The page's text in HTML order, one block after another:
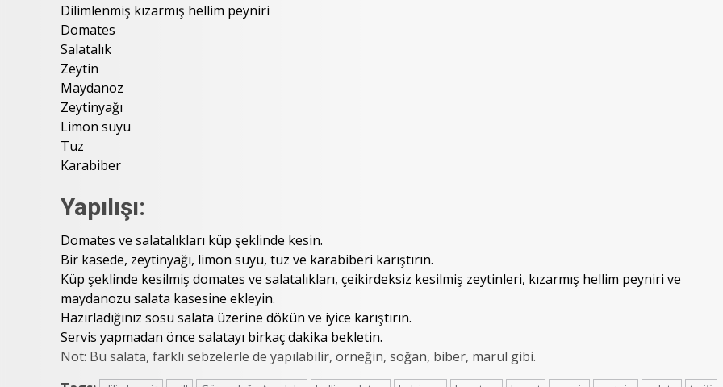
Dilimlenmiş kızarmış hellim peyniri
Domates
Salatalık
Zeytin
Maydanoz
Zeytinyağı
Limon suyu
Tuz
Karabiber
Yapılışı:
Domates ve salatalıkları küp şeklinde kesin.
Bir kasede, zeytinyağı, limon suyu, tuz ve karabiberi karıştırın.
Küp şeklinde kesilmiş domates ve salatalıkları, çeikirdeksiz kesilmiş zeytinleri, kızarmış hellim peyniri ve
maydanozu salata kasesine ekleyin.
Hazırladığınız sosu salata üzerine dökün ve iyice karıştırın.
Servis yapmadan önce salatayı birkaç dakika bekletin.
Not: Bu salata, farklı sebzelerle de yapılabilir, örneğin, soğan, biber, marul gibi.